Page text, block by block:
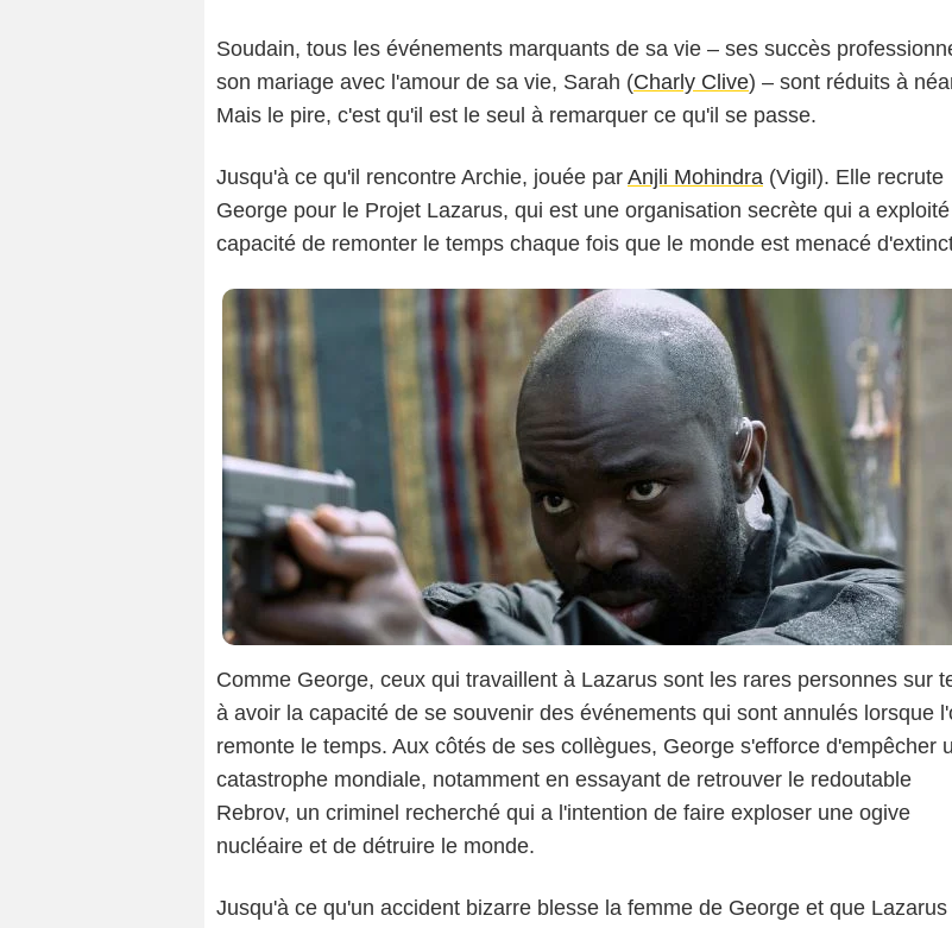
Soudain, tous les événements marquants de sa vie – ses succès
son mariage avec l'amour de sa vie, Sarah (Charly Clive) – sont réduits à
Mais le pire, c'est qu'il est le seul à remarquer ce qu'il se passe.
Jusqu'à ce qu'il rencontre Archie, jouée par Anjli Mohindra (Vigil). Elle recrute
George pour le Projet Lazarus, qui est une organisation secrète qui a
capacité de remonter le temps chaque fois que le monde est menacé
Comme George, ceux qui travaillent à Lazarus sont les rares personnes sur
à avoir la capacité de se souvenir des événements qui sont annulés lorsque
remonte le temps. Aux côtés de ses collègues, George s'efforce d'empêcher
catastrophe mondiale, notamment en essayant de retrouver le redoutable
Rebrov, un criminel recherché qui a l'intention de faire exploser une ogive
nucléaire et de détruire le monde.
Jusqu'à ce qu'un accident bizarre blesse la femme de George et que Lazarus